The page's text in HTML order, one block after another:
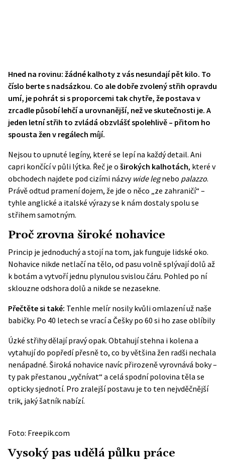
Hned na rovinu: žádné kalhoty z vás nesundají pět kilo. To
číslo berte s nadsázkou. Co ale dobře zvolený střih opravdu
umí, je pohrát si s proporcemi tak chytře, že postava v
zrcadle působí lehčí a urovnanější, než ve skutečnosti je. A
jeden letní střih to zvládá obzvlášť spolehlivě – přitom ho
spousta žen v regálech míjí.
Nejsou to upnuté legíny, které se lepí na každý detail. Ani
capri končící v půli lýtka. Řeč je o širokých kalhotách, které v
obchodech najdete pod cizími názvy wide legnebo palazzo.
Právě odtud pramení dojem, že jde o něco „ze zahraničí“ –
tyhle anglické a italské výrazy se k nám dostaly spolu se
střihem samotným.
Proč zrovna široké nohavice
Princip je jednoduchý a stojí na tom, jak funguje lidské oko.
Nohavice nikde netlačí na tělo, od pasu volně splývají dolů až
k botám a vytvoří jednu plynulou svislou čáru. Pohled po ní
sklouzne odshora dolů a nikde se nezasekne.
Přečtěte si také: Tenhle melír nosily kvůli omlazení už naše
babičky. Po 40 letech se vrací a Češky po 60 si ho zase oblíbily
Úzké střihy dělají pravý opak. Obtahují stehna i kolena a
vytahují do popředí přesně to, co by většina žen radši nechala
nenápadné. Široká nohavice navíc přirozeně vyrovnává boky –
ty pak přestanou „vyčnívat“ a celá spodní polovina těla se
opticky sjednotí. Pro zralejší postavu je to ten nejvděčnější
trik, jaký šatník nabízí.
Foto: Freepik.com
Vysoký pas udělá půlku práce